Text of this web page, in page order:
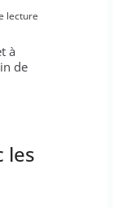
lecture
à
de
les